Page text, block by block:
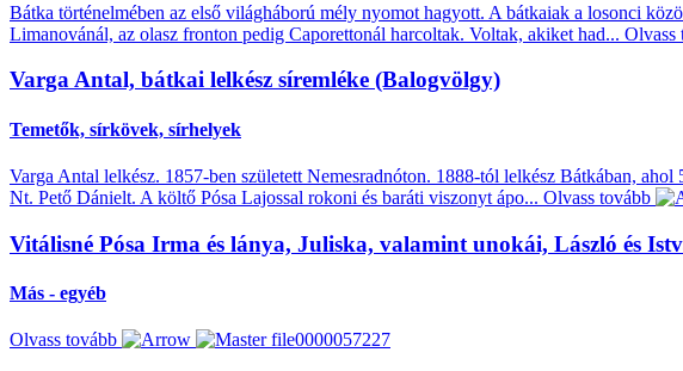
Bátka történelmében az első világháború mély nyomot hagyott. A bátkaiak a losonci
Limanovánál, az olasz fronton pedig Caporettonál harcoltak. Voltak, akiket had... Olvass
Varga Antal, bátkai lelkész síremléke (Balogvölgy)
Temetők, sírkövek, sírhelyek
Varga Antal lelkész. 1857-ben született Nemesradnóton. 1888-tól lelkész Bátkában,
Nt. Pető Dánielt. A költő Pósa Lajossal rokoni és baráti viszonyt ápo... Olvass tovább
Vitálisné Pósa Irma és lánya, Juliska, valamint unokái, László és
Más - egyéb
Olvass tovább